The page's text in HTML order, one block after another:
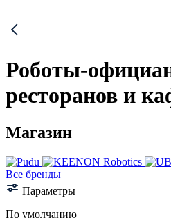
Роботы-
ресторанов и
Магазин
Все бренды
Параметры
По умолчанию